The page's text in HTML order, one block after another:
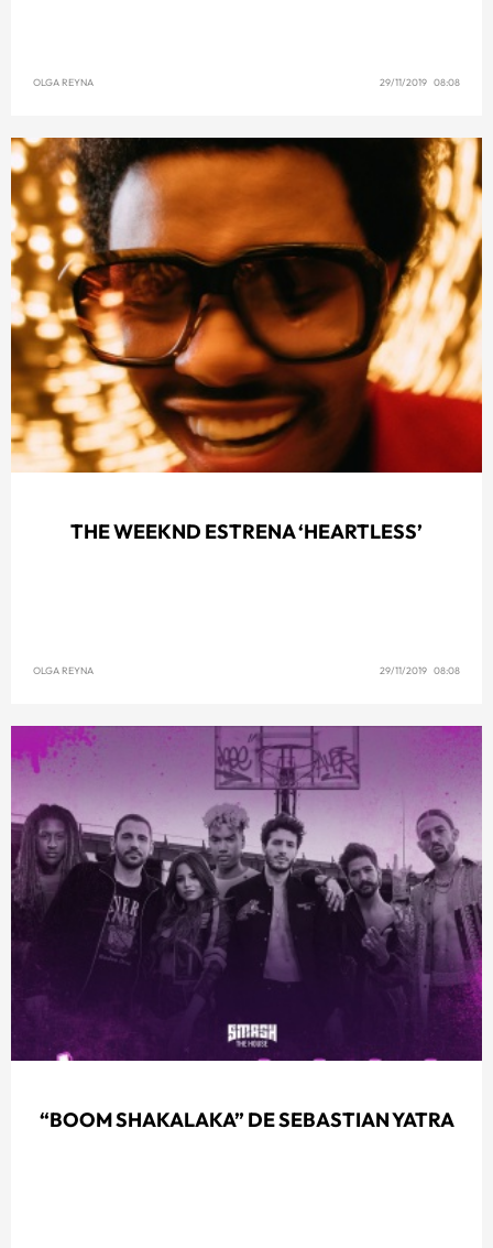
OLGA REYNA 29/11/2019 08:08
THE WEEKND ESTRENA ‘HEARTLESS’
OLGA REYNA 29/11/2019 08:08
“BOOM SHAKALAKA” DE SEBASTIAN YATRA